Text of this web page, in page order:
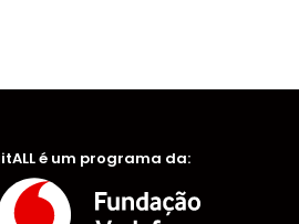
é um programa da: